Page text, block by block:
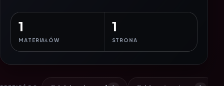
1
MATERIAŁÓW
1
STRONA